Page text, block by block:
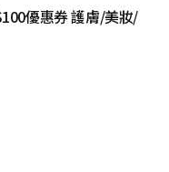
優惠券 護膚/美妝/